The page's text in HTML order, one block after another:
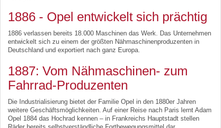
1886 - Opel entwickelt sich prächtig
1886 verlassen bereits 18.000 Maschinen das Werk. Das Unternehmen
entwickelt sich zu einem der größten Nähmaschinenproduzenten in
Deutschland und exportiert nach ganz Europa.
1887: Vom Nähmaschinen- zum
Fahrrad-Produzenten
Die Industrialisierung bietet der Familie Opel in den 1880er Jahren
weitere Geschäftsmöglichkeiten. Auf einer Reise nach Paris lernt Adam
Opel 1884 das Hochrad kennen – in Frankreichs Hauptstadt stellen